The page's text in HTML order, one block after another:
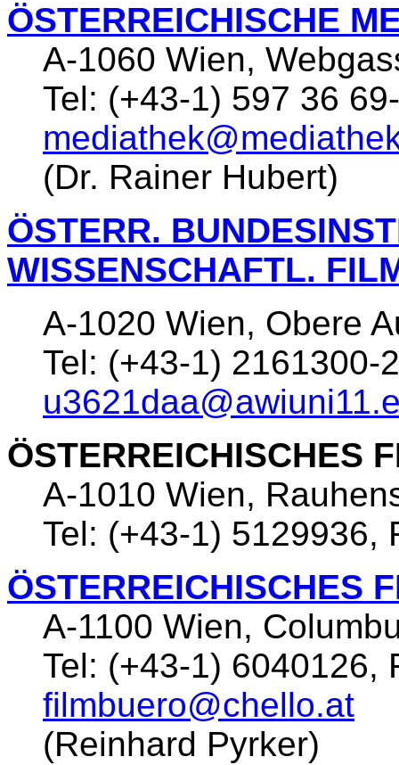
ÖSTERREICHISCHE
A-1060 Wien,
Tel: (+43-1) 597 36
(Dr. Rainer Hubert)
ÖSTERR.
WISSENSCHAFTL.
A-1020 Wien, Obere
Tel: (+43-1) 2161300-
ÖSTERREICHISCHES
A-1010 Wien,
Tel: (+43-1) 5129936,
ÖSTERREICHISCHES
A-1100 Wien,
Tel: (+43-1) 6040126,
filmbuero@chello.at
(Reinhard Pyrker)